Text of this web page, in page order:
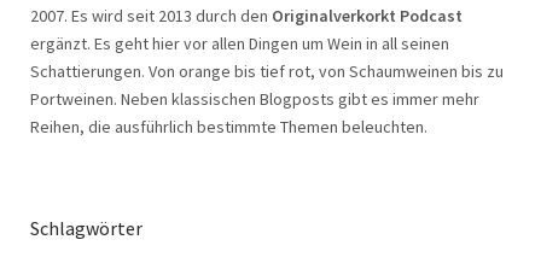
2007. Es wird seit 2013 durch den Originalverkorkt Podcast
ergänzt. Es geht hier vor allen Dingen um Wein in all seinen
Schattierungen. Von orange bis tief rot, von Schaumweinen bis zu
Portweinen. Neben klassischen Blogposts gibt es immer mehr
Reihen, die ausführlich bestimmte Themen beleuchten.
Schlagwörter